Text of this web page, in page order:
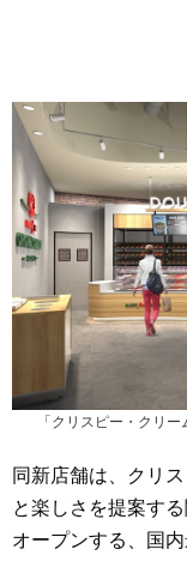
「クリスピー・クリ
同新店舗は、クリ
と楽しさを提案す
オープンする、国